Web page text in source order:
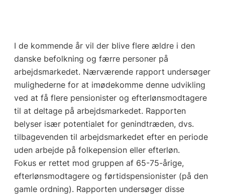
I de kommende år vil der blive flere ældre i den
danske befolkning og færre personer på
arbejdsmarkedet. Nærværende rapport undersøger
mulighederne for at imødekomme denne udvikling
ved at få flere pensionister og efterlønsmodtagere
til at deltage på arbejdsmarkedet. Rapporten
belyser især potentialet for genindtræden, dvs.
tilbagevenden til arbejdsmarkedet efter en periode
uden arbejde på folkepension eller efterløn.
Fokus er rettet mod gruppen af 65-75-årige,
efterlønsmodtagere og førtidspensionister (på den
gamle ordning). Rapporten undersøger disse